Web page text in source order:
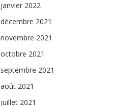
janvier 2022
décembre 2021
novembre 2021
octobre 2021
septembre 2021
août 2021
juillet 2021